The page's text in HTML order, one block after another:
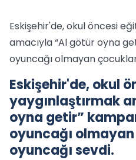
Eskişehir'de, okul öncesi
amacıyla “Al götür oyna
oyuncağı olmayan
Eskişehir'de, okul
yaygınlaştırmak
oyna getir”
oyuncağı
oyuncağı sevdi.